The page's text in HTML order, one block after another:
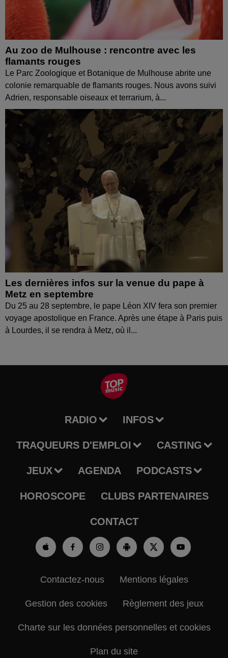
Au zoo de Mulhouse : rencontre avec les
flamants rouges
Le Parc Zoologique et Botanique de Mulhouse abrite une
colonie remarquable de flamants rouges. Nous avons suivi
Adrien, responsable oiseaux et terrarium, à...
Les dernières infos sur la venue du pape à
Metz en septembre
Du 25 au 28 septembre, le pape Léon XIV fera son premier
voyage apostolique en France. Après une étape à Paris puis
à Lourdes, il se rendra à Metz, où il...
RADIO INFOS
TRAQUEURS D'EMPLOI CASTING
JEUX AGENDA PODCASTS
HOROSCOPE CLUBS PARTENAIRES
CONTACT
Contactez-nous Mentions légales
Gestion des cookies Règlement des jeux
Charte sur les données personnelles et cookies
Plan du site